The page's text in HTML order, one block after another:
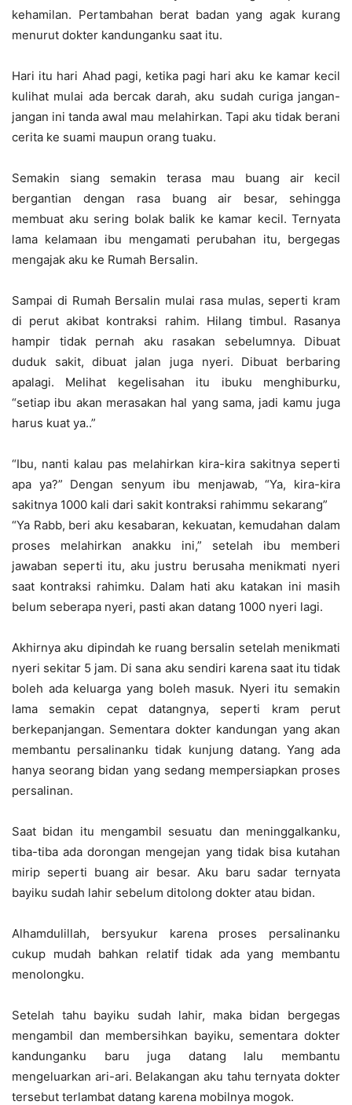
kehamilan. Pertambahan berat badan yang agak kurang
menurut dokter kandunganku saat itu.
Hari itu hari Ahad pagi, ketika pagi hari aku ke kamar kecil
kulihat mulai ada bercak darah, aku sudah curiga jangan-
jangan ini tanda awal mau melahirkan. Tapi aku tidak berani
cerita ke suami maupun orang tuaku.
Semakin siang semakin terasa mau buang air kecil
bergantian dengan rasa buang air besar, sehingga
membuat aku sering bolak balik ke kamar kecil. Ternyata
lama kelamaan ibu mengamati perubahan itu, bergegas
mengajak aku ke Rumah Bersalin.
Sampai di Rumah Bersalin mulai rasa mulas, seperti kram
di perut akibat kontraksi rahim. Hilang timbul. Rasanya
hampir tidak pernah aku rasakan sebelumnya. Dibuat
duduk sakit, dibuat jalan juga nyeri. Dibuat berbaring
apalagi. Melihat kegelisahan itu ibuku menghiburku,
“setiap ibu akan merasakan hal yang sama, jadi kamu juga
harus kuat ya..”
“Ibu, nanti kalau pas melahirkan kira-kira sakitnya seperti
apa ya?” Dengan senyum ibu menjawab, “Ya, kira-kira
sakitnya 1000 kali dari sakit kontraksi rahimmu sekarang”
“Ya Rabb, beri aku kesabaran, kekuatan, kemudahan dalam
proses melahirkan anakku ini,” setelah ibu memberi
jawaban seperti itu, aku justru berusaha menikmati nyeri
saat kontraksi rahimku. Dalam hati aku katakan ini masih
belum seberapa nyeri, pasti akan datang 1000 nyeri lagi.
Akhirnya aku dipindah ke ruang bersalin setelah menikmati
nyeri sekitar 5 jam. Di sana aku sendiri karena saat itu tidak
boleh ada keluarga yang boleh masuk. Nyeri itu semakin
lama semakin cepat datangnya, seperti kram perut
berkepanjangan. Sementara dokter kandungan yang akan
membantu persalinanku tidak kunjung datang. Yang ada
hanya seorang bidan yang sedang mempersiapkan proses
persalinan.
Saat bidan itu mengambil sesuatu dan meninggalkanku,
tiba-tiba ada dorongan mengejan yang tidak bisa kutahan
mirip seperti buang air besar. Aku baru sadar ternyata
bayiku sudah lahir sebelum ditolong dokter atau bidan.
Alhamdulillah, bersyukur karena proses persalinanku
cukup mudah bahkan relatif tidak ada yang membantu
menolongku.
Setelah tahu bayiku sudah lahir, maka bidan bergegas
mengambil dan membersihkan bayiku, sementara dokter
kandunganku baru juga datang lalu membantu
mengeluarkan ari-ari. Belakangan aku tahu ternyata dokter
tersebut terlambat datang karena mobilnya mogok.